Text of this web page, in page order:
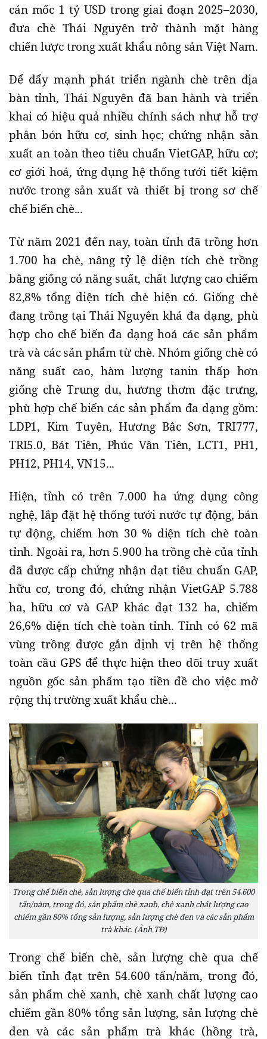
cán mốc 1 tỷ USD trong giai đoạn 2025–2030,
đưa chè Thái Nguyên trở thành mặt hàng
chiến lược trong xuất khẩu nông sản Việt Nam.
Để đẩy mạnh phát triển ngành chè trên địa
bàn tỉnh, Thái Nguyên đã ban hành và triển
khai có hiệu quả nhiều chính sách như hỗ trợ
phân bón hữu cơ, sinh học; chứng nhận sản
xuất an toàn theo tiêu chuẩn VietGAP, hữu cơ;
cơ giới hoá, ứng dụng hệ thống tưới tiết kiệm
nước trong sản xuất và thiết bị trong sơ chế
chế biến chè...
Từ năm 2021 đến nay, toàn tỉnh đã trồng hơn
1.700 ha chè, nâng tỷ lệ diện tích chè trồng
bằng giống có năng suất, chất lượng cao chiếm
82,8% tổng diện tích chè hiện có. Giống chè
đang trồng tại Thái Nguyên khá đa dạng, phù
hợp cho chế biến đa dạng hoá các sản phẩm
trà và các sản phẩm từ chè. Nhóm giống chè có
năng suất cao, hàm lượng tanin thấp hơn
giống chè Trung du, hương thơm đặc trưng,
phù hợp chế biến các sản phẩm đa dạng gồm:
LDP1, Kim Tuyên, Hương Bắc Sơn, TRI777,
TRI5.0, Bát Tiên, Phúc Vân Tiên, LCT1, PH1,
PH12, PH14, VN15...
Hiện, tỉnh có trên 7.000 ha ứng dụng công
nghệ, lắp đặt hệ thống tưới nước tự động, bán
tự động, chiếm hơn 30 % diện tích chè toàn
tỉnh. Ngoài ra, hơn 5.900 ha trồng chè của tỉnh
đã được cấp chứng nhận đạt tiêu chuẩn GAP,
hữu cơ, trong đó, chứng nhận VietGAP 5.788
ha, hữu cơ và GAP khác đạt 132 ha, chiếm
26,6% diện tích chè toàn tỉnh. Tỉnh có 62 mã
vùng trồng được gắn định vị trên hệ thống
toàn cầu GPS để thực hiện theo dõi truy xuất
nguồn gốc sản phẩm tạo tiền đề cho việc mở
rộng thị trường xuất khẩu chè...
Trong chế biến chè, sản lượng chè qua chế biến tỉnh đạt trên 54.600
tấn/năm, trong đó, sản phẩm chè xanh, chè xanh chất lượng cao
chiếm gần 80% tổng sản lượng, sản lượng chè đen và các sản phẩm
trà khác. (Ảnh TĐ)
Trong chế biến chè, sản lượng chè qua chế
biến tỉnh đạt trên 54.600 tấn/năm, trong đó,
sản phẩm chè xanh, chè xanh chất lượng cao
chiếm gần 80% tổng sản lượng, sản lượng chè
đen và các sản phẩm trà khác (hồng trà,